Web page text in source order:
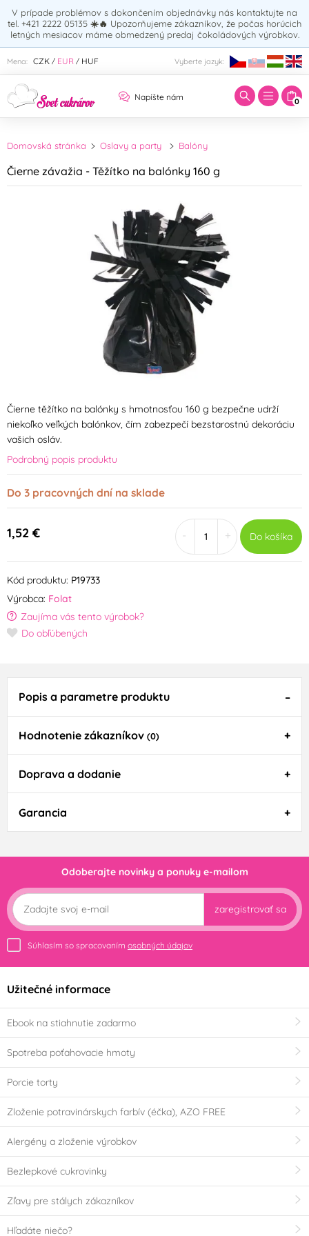
V prípade problémov s dokončením objednávky nás kontaktujte na
tel. +421 2222 05135 ☀️🔥 Upozorňujeme zákazníkov, že počas horúcich
letných mesiacov máme obmedzený predaj čokoládových výrobkov.
Mena: CZK / EUR / HUF Vyberte jazyk:
Napíšte nám 0
Zadajte hľadaný výraz:
Domovská stránka Oslavy a party Balóny
Čierne závažia - Těžítko na balónky 160 g
Čierne těžítko na balónky s hmotnosťou 160 g bezpečne udrží
niekoľko veľkých balónkov, čím zabezpečí bezstarostnú dekoráciu
vašich osláv.
Podrobný popis produktu
Do 3 pracovných dní na sklade
1,52 € + Do košíka
Kód produktu: P19733
Výrobca: Folat
Zaujíma vás tento výrobok?
Do obľúbených
Popis a parametre produktu
Hodnotenie zákazníkov (0)
Doprava a dodanie
Garancia
Odoberajte novinky a ponuky e-mailom
zaregistrovať sa
Súhlasím so spracovaním osobných údajov
Užitečné informace
Ebook na stiahnutie zadarmo
Spotreba poťahovacie hmoty
Porcie torty
Zloženie potravinárskych farbív (éčka), AZO FREE
Alergény a zloženie výrobkov
Bezlepkové cukrovinky
Zľavy pre stálych zákazníkov
Hľadáte niečo?